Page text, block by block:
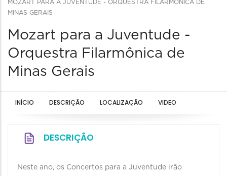
MOZART PARA A JUVENTUDE - ORQUESTRA FILARMÔNICA DE
MINAS GERAIS
Mozart para a Juventude -
Orquestra Filarmônica de
Minas Gerais
INÍCIO DESCRIÇÃO LOCALIZAÇÃO VIDEO
DESCRIÇÃO
Neste ano, os Concertos para a Juventude irão